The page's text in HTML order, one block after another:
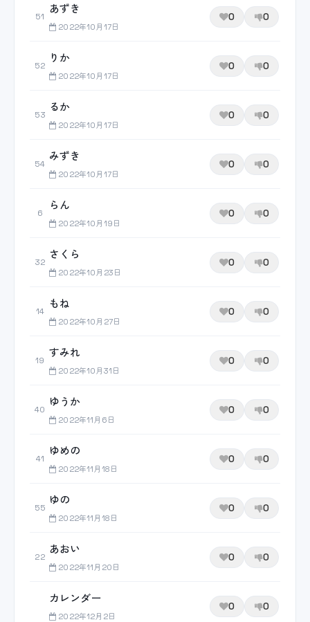
51
あずき
2022年10月17日
0 0
52
りか
2022年10月17日
0 0
53
るか
2022年10月17日
0 0
54
みずき
2022年10月17日
0 0
6
らん
2022年10月19日
0 0
32
さくら
2022年10月23日
0 0
14
もね
2022年10月27日
0 0
19
すみれ
2022年10月31日
0 0
40
ゆうか
2022年11月6日
0 0
41
ゆめの
2022年11月18日
0 0
55
ゆの
2022年11月18日
0 0
22
あおい
2022年11月20日
0 0
カレンダー
2022年12月2日
0 0